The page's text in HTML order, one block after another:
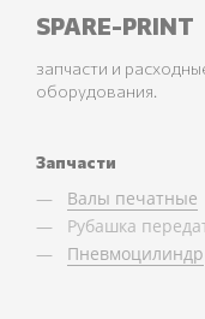
SPARE-PRINT
запчасти и
оборудования.
Запчасти
Валы печатные
Рубашка
Пневмоцилиндр